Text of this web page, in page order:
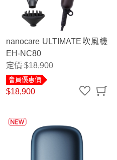
nanocare ULTIMATE吹風機
EH-NC80
定價 $18,900
會員優惠價
$18,900